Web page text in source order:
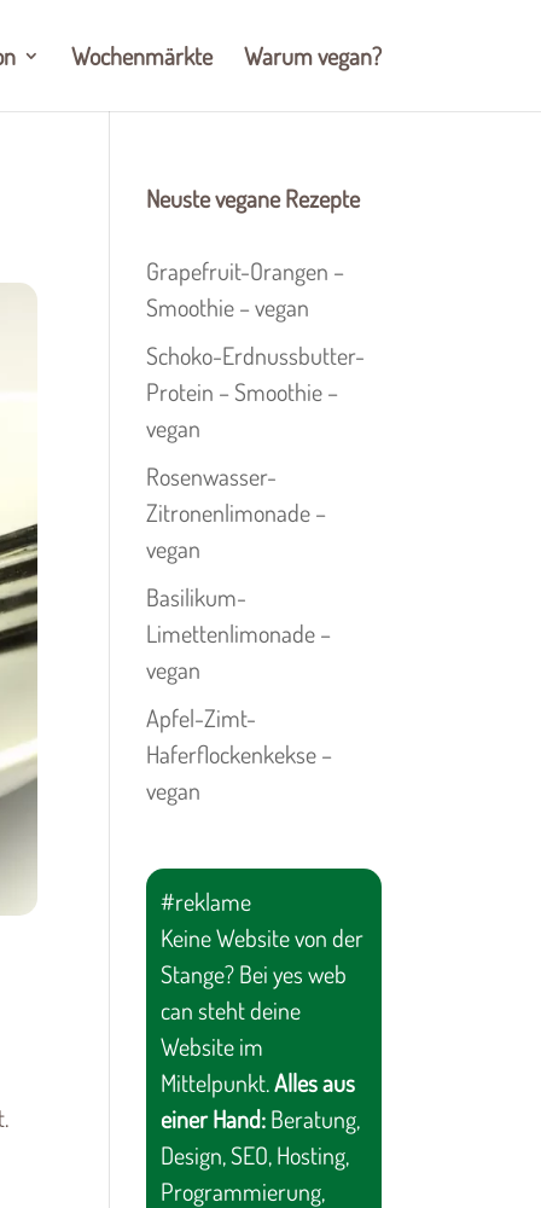
Wochenmärkte Warum vegan?
Neuste vegane Rezepte
Grapefruit-Orangen –
Smoothie – vegan
Schoko-Erdnussbutter-
Protein – Smoothie –
vegan
Rosenwasser-
Zitronenlimonade –
vegan
Basilikum-
Limettenlimonade –
vegan
Apfel-Zimt-
Haferflockenkekse –
vegan
#reklame
Keine Website von der
Stange? Bei yes web
can steht deine
Website im
Mittelpunkt.Alles aus
einer Hand:Beratung,
Design, SEO, Hosting,
Programmierung,